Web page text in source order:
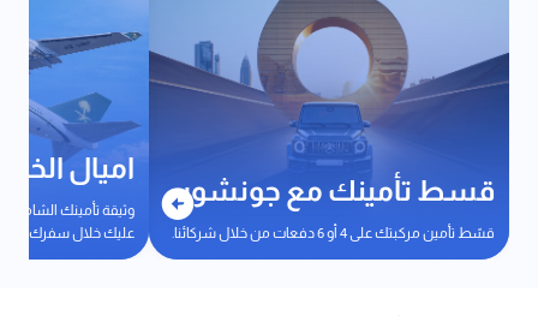
قسط تأمينك مع جونشور
قسّط تأمين مركبتك على 4 أو 6 دفعات من خلال شركائنا.
اميال
وثيقة تأمينك
عليك خلال سفرك.